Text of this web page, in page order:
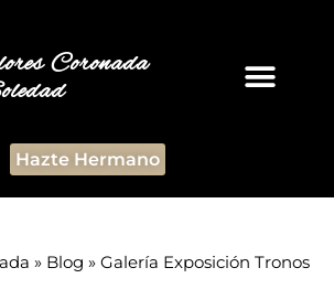
Coronada
Hazte Hermano
» Blog » Galería Exposición Tronos